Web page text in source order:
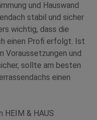
und Hauswand
stabil und sicher
wichtig, dass die
einen Profi erfolgt. Ist
Voraussetzungen und
sollte am besten
einen
HEIM & HAUS